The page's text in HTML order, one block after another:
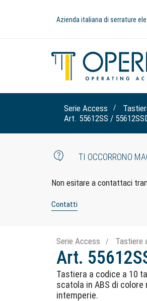
Azienda italiana di serrature
Serie Access
Art. 55612SS /
TI OCCORRONO
Non esitare a contattaci
Contatti
Serie Access Tastiere
Art.
Tastiera a codice a 10
scatola in ABS di
intemperie.